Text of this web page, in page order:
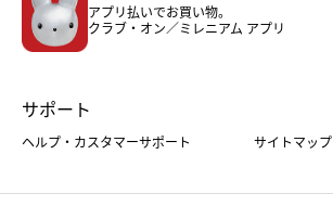
ホーム・キッチン＆アート
アプリ払いでお買い物。
クラブ・オン／ミレニアム アプリ
サポート
ヘルプ・カスタマーサポート サイトマップ